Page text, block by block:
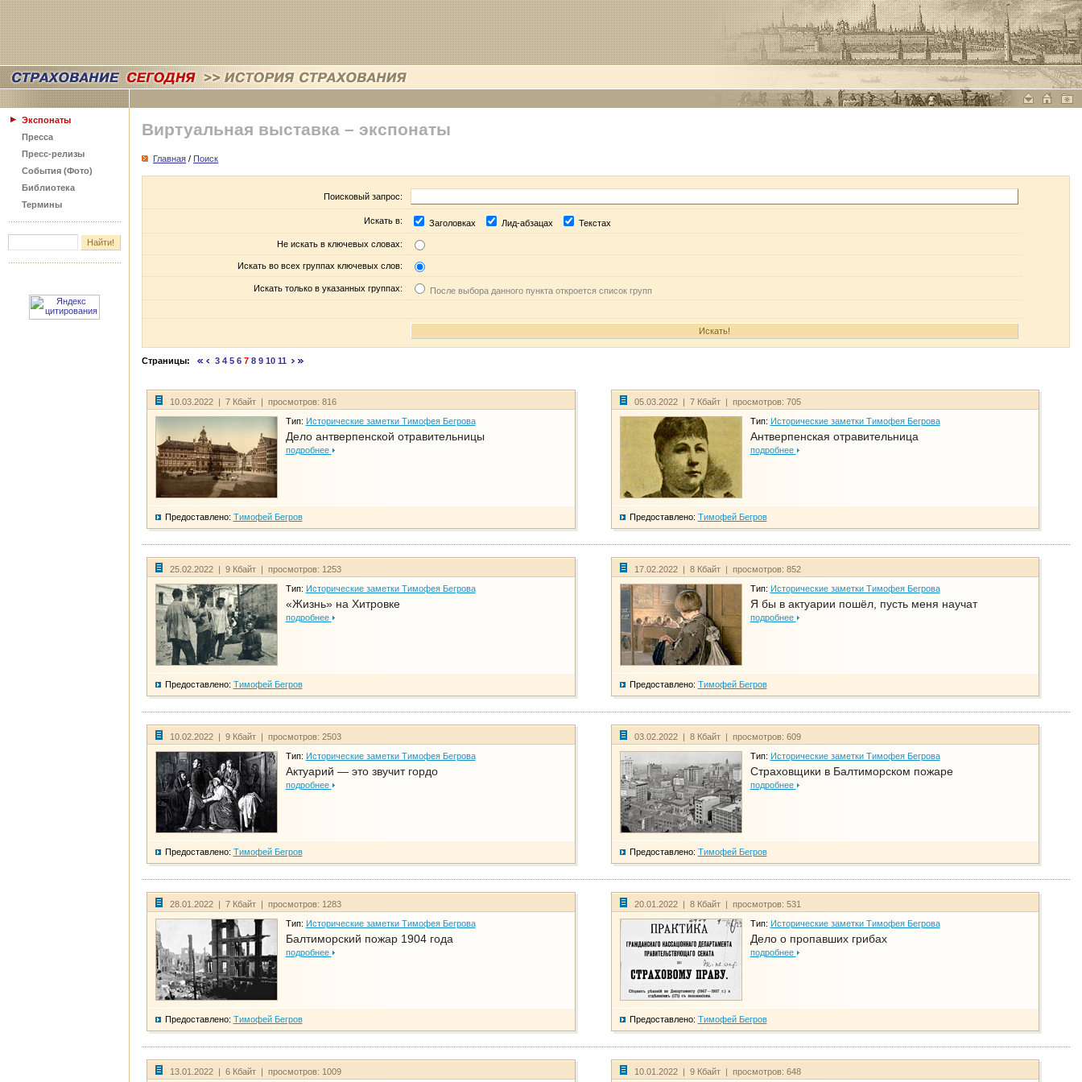
Экспонаты
Пресса
Пресс-релизы
События (Фото)
Библиотека
Термины
Виртуальная выставка – экспонаты
Главная / Поиск
Поисковый запрос:
Искать в: Заголовках Лид-абзацах Текстах
Не искать в ключевых словах:
Искать во всех группах ключевых слов:
Искать только в указанных группах: После выбора данного пункта откроется список групп
Страницы: 3 4 5 6 7 8 9 10 11
10.03.2022 | 7 Кбайт | просмотров: 816
Тип: Исторические заметки Тимофея Бегрова
Дело антверпенской отравительницы
подробнее
Предоставлено: Тимофей Бегров
05.03.2022 | 7 Кбайт | просмотров: 705
Тип: Исторические заметки Тимофея Бегрова
Антверпенская отравительница
подробнее
Предоставлено: Тимофей Бегров
25.02.2022 | 9 Кбайт | просмотров: 1253
Тип: Исторические заметки Тимофея Бегрова
«Жизнь» на Хитровке
подробнее
Предоставлено: Тимофей Бегров
17.02.2022 | 8 Кбайт | просмотров: 852
Тип: Исторические заметки Тимофея Бегрова
Я бы в актуарии пошёл, пусть меня научат
подробнее
Предоставлено: Тимофей Бегров
10.02.2022 | 9 Кбайт | просмотров: 2503
Тип: Исторические заметки Тимофея Бегрова
Актуарий — это звучит гордо
подробнее
Предоставлено: Тимофей Бегров
03.02.2022 | 8 Кбайт | просмотров: 609
Тип: Исторические заметки Тимофея Бегрова
Страховщики в Балтиморском пожаре
подробнее
Предоставлено: Тимофей Бегров
28.01.2022 | 7 Кбайт | просмотров: 1283
Тип: Исторические заметки Тимофея Бегрова
Балтиморский пожар 1904 года
подробнее
Предоставлено: Тимофей Бегров
20.01.2022 | 8 Кбайт | просмотров: 531
Тип: Исторические заметки Тимофея Бегрова
Дело о пропавших грибах
подробнее
Предоставлено: Тимофей Бегров
13.01.2022 | 6 Кбайт | просмотров: 1009 10.01.2022 | 9 Кбайт | просмотров: 648